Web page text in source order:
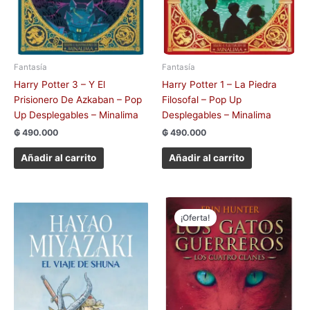
Fantasía
Harry Potter 3 – Y El
Prisionero De Azkaban – Pop
Up Desplegables – Minalima
₲ 490.000
Añadir al carrito
Fantasía
Harry Potter 1 – La Piedra
Filosofal – Pop Up
Desplegables – Minalima
₲ 490.000
Añadir al carrito
¡Oferta!
precio
original
era:
₲ 150.000.
precio
actual
es:
₲ 50.000.